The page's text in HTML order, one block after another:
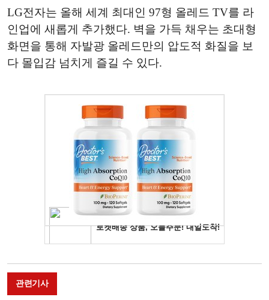
LG전자는 올해 세계 최대인 97형 올레드 TV를 라
인업에 새롭게 추가했다. 벽을 가득 채우는 초대형
화면을 통해 자발광 올레드만의 압도적 화질을 보
다 몰입감 넘치게 즐길 수 있다.
관련기사